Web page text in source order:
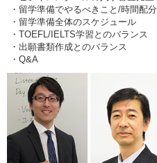
・留学準備でやるべきこと/時間配分
・留学準備全体のスケジュール
・TOEFL/IELTS学習とのバランス
・出願書類作成とのバランス
・Q&A